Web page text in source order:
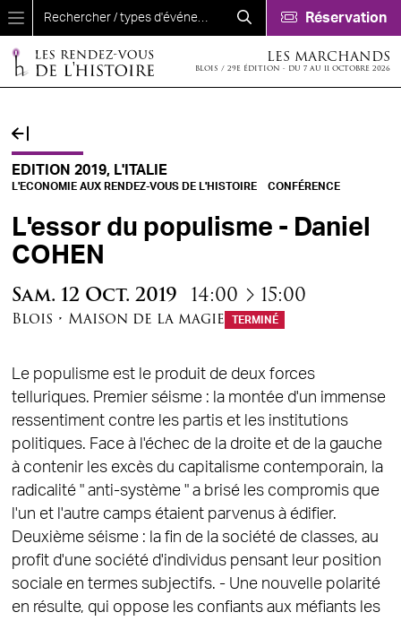
Aller au contenu principal
Réservation
LES MARCHANDS
BLOIS / 29E ÉDITION - DU 7 AU 11 OCTOBRE 2026
EDITION 2019, L'ITALIE
L'ECONOMIE AUX RENDEZ-VOUS DE L'HISTOIRE CONFÉRENCE
L'essor du populisme - Daniel
COHEN
Sam. 12 Oct. 2019 14:00 à15:00
Blois • Maison de la magie TERMINÉ
Le populisme est le produit de deux forces
telluriques. Premier séisme : la montée d'un immense
ressentiment contre les partis et les institutions
politiques. Face à l'échec de la droite et de la gauche
à contenir les excès du capitalisme contemporain, la
radicalité " anti-système " a brisé les compromis que
l'un et l'autre camps étaient parvenus à édifier.
Deuxième séisme : la fin de la société de classes, au
profit d'une société d'individus pensant leur position
sociale en termes subjectifs. - Une nouvelle polarité
en résulte, qui oppose les confiants aux méfiants les